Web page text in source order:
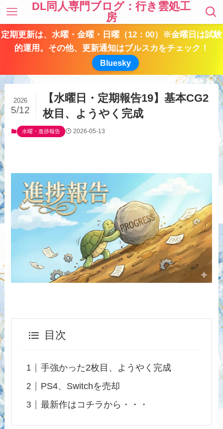
DL同人専門ブログ：行き雲処工
房
定期更新は、水曜・金曜・日曜（12：00）※金曜日は試験
的運用。その他、更新通知はブルスカをチェック！
Bluesky
【水曜日・定期報告19】基本CG2
枚目、ようやく完成
2026
5/12
水曜・進捗報告 2026-05-13
目次
手強かった2枚目、ようやく完成
PS4、Switchを売却
最新作はコチラから・・・